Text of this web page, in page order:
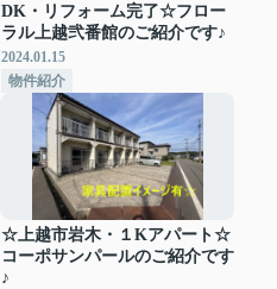
DK・リフォーム完了☆フロー
ラル上越弐番館のご紹介です♪
2024.01.15
物件紹介
☆上越市岩木・１Kアパート☆
コーポサンパールのご紹介です
♪